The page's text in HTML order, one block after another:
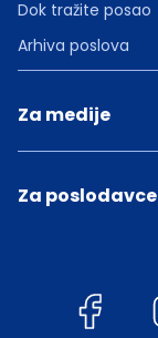
Dok tražite posao
Arhiva poslova
Za medije
Za poslodavce